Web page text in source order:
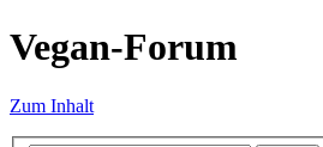
Vegan-Forum
Zum Inhalt